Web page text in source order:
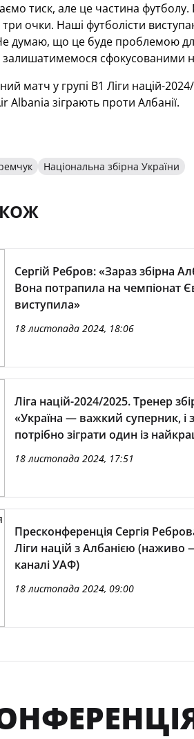
тиск, але це частина
очки. Наші футболісти
думаю, що це буде проблемою
сфокусованими
матч у групі В1 Ліги націй-
Albania зіграють проти Албанії.
Національна збірна України
Сергій Ребров: «Зараз збірна
Вона потрапила на чемпіонат
виступила»
18 листопада 2024, 18:06
Ліга націй-2024/2025. Тренер
«Україна — важкий суперник, і
потрібно зіграти один із
18 листопада 2024, 17:51
Пресконференція Сергія
Ліги націй з Албанією (наживо
каналі УАФ)
18 листопада 2024, 09:00